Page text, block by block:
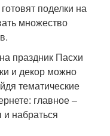
поделки на
множество
праздник Пасхи
и декор можно
тематические
главное –
набраться